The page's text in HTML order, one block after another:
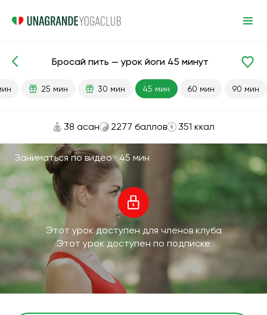
Готовые уроки Печень Привычки
Бросай пить — урок йоги 45 минут
25 мин 30 мин 45 мин 60 мин 90 мин
38 асан 2277 баллов 351 ккал
Заниматься по видео ·45 мин
Этот урок доступен для членов клуба
Этот урок доступен по подписке